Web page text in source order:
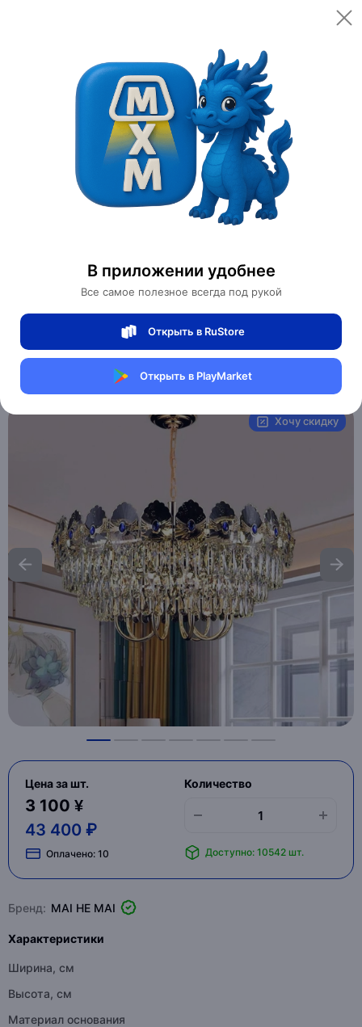
В приложении удобнее
Все самое полезное всегда под рукой
Открыть в RuStore
Открыть в PlayMarket
Открыть
Категории Светильники
Люстры
TOMA 75*38 металл, E14.
Магазин Table lamps
MAI_HE__MAI_TOMA
Хочу скидку
Цена за шт.
3 100 ¥
43 400 ₽
Оплачено: 10
Количество
Доступно: 10542 шт.
Бренд: MAI HE MAI
Характеристики
Ширина, см
Высота, см
Материал основания